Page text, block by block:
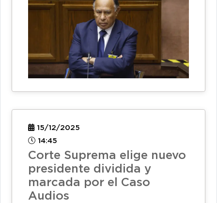
15/12/2025
14:45
Corte Suprema elige nuevo
presidente dividida y
marcada por el Caso
Audios